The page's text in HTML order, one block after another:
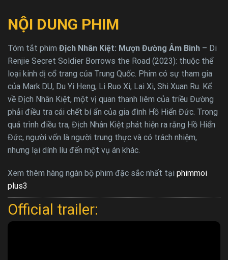
NỘI DUNG PHIM
Tóm tắt phim Địch Nhân Kiệt: Mượn Đường Âm Binh – Di
Renjie Secret Soldier Borrows the Road (2023): thuộc thể
loại kinh dị cổ trang của Trung Quốc. Phim có sự tham gia
của Mark.DU, Du Yi Heng, Li Ruo Xi, Lai Xi, Shi Xuan Ru. Kể
về Địch Nhân Kiệt, một vị quan thanh liêm của triều Đường
phải điều tra cái chết bí ẩn của gia đình Hồ Hiển Đức. Trong
quá trình điều tra, Địch Nhân Kiệt phát hiện ra rằng Hồ Hiển
Đức, người vốn là người trung thực và có trách nhiệm,
nhưng lại dính líu đến một vụ án khác.
Xem thêm hàng ngàn bộ phim đặc sắc nhất tại phimmoi
plus3
Official trailer: